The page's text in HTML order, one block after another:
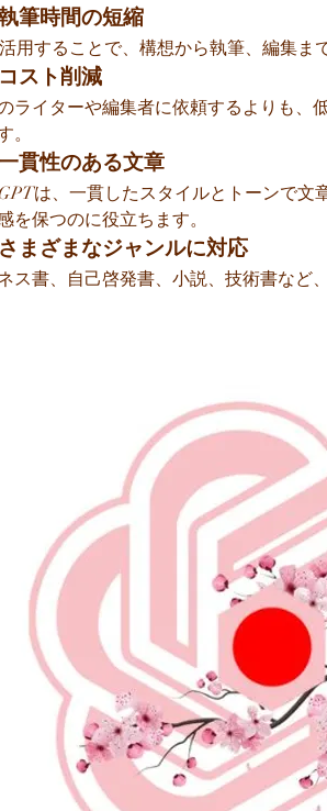
筆時間の短縮
用することで、構想から執筆、編集ま
スト削減
ライターや編集者に依頼するよりも、
。
貫性のある文章
は、一貫したスタイルとトーンで文
を保つのに役立ちます。
まざまなジャンルに対応
ス書、自己啓発書、小説、技術書など